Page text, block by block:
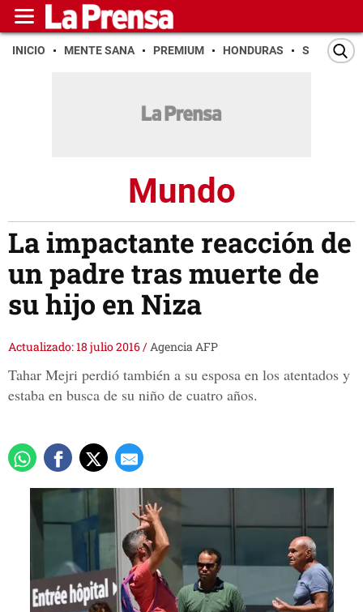
INICIO MENTE SANA PREMIUM HONDURAS SAN PEDRO
Mundo
La impactante reacción de
un padre tras muerte de
su hijo en Niza
Actualizado: 18 julio 2016/Agencia AFP
Tahar Mejri perdió también a su esposa en los atentados y
estaba en busca de su niño de cuatro años.